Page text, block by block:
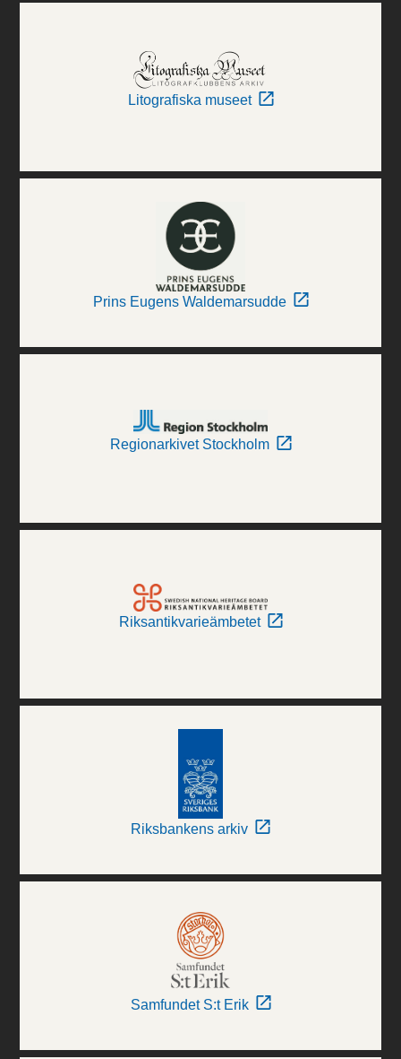
Litografiska museet
Prins Eugens Waldemarsudde
Regionarkivet Stockholm
Riksantikvarieämbetet
Riksbankens arkiv
Samfundet S:t Erik